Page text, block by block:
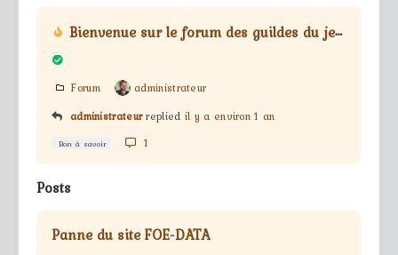
Bienvenue sur le forum des guildes du jeu Forge Of Empires
Forum
administrateur
administrateur replied il y a environ 1 an
Bon à savoir 1
Posts
Panne du site FOE-DATA